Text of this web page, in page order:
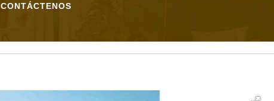
CONTÁCTENOS